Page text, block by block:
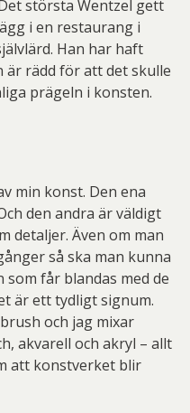
största Wentzel gett
i en restaurang i
Han har haft
är rädd för att det skulle
prägeln i konsten.
min konst. Den ena
den andra är väldigt
detaljer. Även om man
så ska man kunna
får blandas med de
är ett tydligt signum.
och jag mixar
akvarell och akryl – allt
att konstverket blir